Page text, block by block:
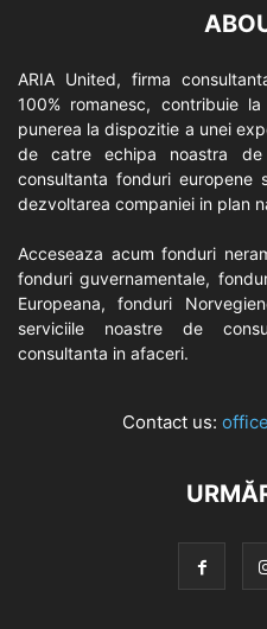
ARIA United, firma
100% romanesc, contribuie
punerea la dispozitie a unei
de catre echipa noastra
consultanta fonduri europene
dezvoltarea companiei in plan
Acceseaza acum fonduri
fonduri guvernamentale,
Europeana, fonduri
serviciile noastre de
consultanta in afaceri.
Contact us: